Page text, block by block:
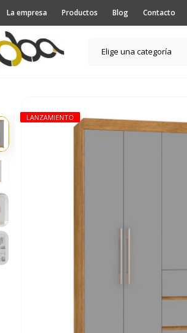
La empresa Productos Blog Contacto
Elige una categoría
LANZAMIENTO